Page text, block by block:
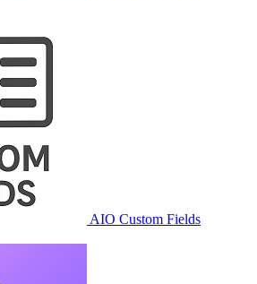
AIO Custom Fields